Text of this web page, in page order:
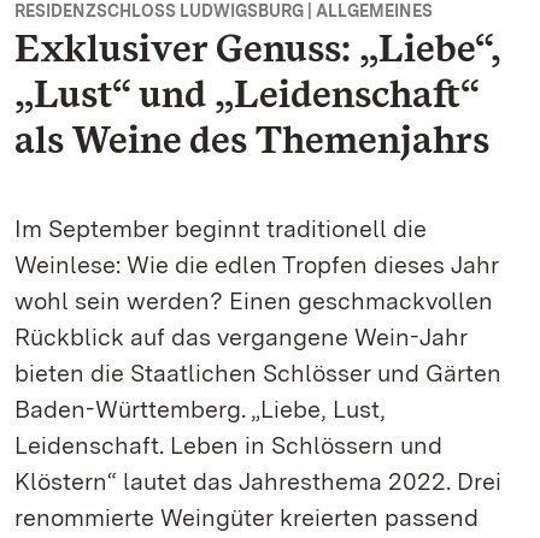
RESIDENZSCHLOSS LUDWIGSBURG | ALLGEMEINES
Exklusiver Genuss: „Liebe“,
„Lust“ und „Leidenschaft“
als Weine des Themenjahrs
Im September beginnt traditionell die
Weinlese: Wie die edlen Tropfen dieses Jahr
wohl sein werden? Einen geschmackvollen
Rückblick auf das vergangene Wein-Jahr
bieten die Staatlichen Schlösser und Gärten
Baden-Württemberg. „Liebe, Lust,
Leidenschaft. Leben in Schlössern und
Klöstern“ lautet das Jahresthema 2022. Drei
renommierte Weingüter kreierten passend